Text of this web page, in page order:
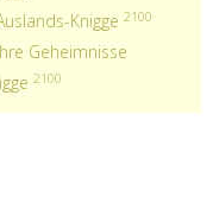
Knigge 2100
Geheimnisse
2100